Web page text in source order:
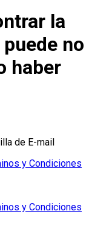
la
no
haber
de E-mail
y Condiciones
y Condiciones